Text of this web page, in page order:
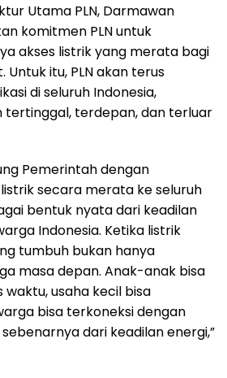
Utama PLN, Darmawan
komitmen PLN untuk
akses listrik yang merata bagi
itu, PLN akan terus
di seluruh Indonesia,
tertinggal, terdepan, dan terluar
Pemerintah dengan
secara merata ke seluruh
bentuk nyata dari keadilan
Indonesia. Ketika listrik
tumbuh bukan hanya
masa depan. Anak-anak bisa
usaha kecil bisa
bisa terkoneksi dengan
dari keadilan energi,”